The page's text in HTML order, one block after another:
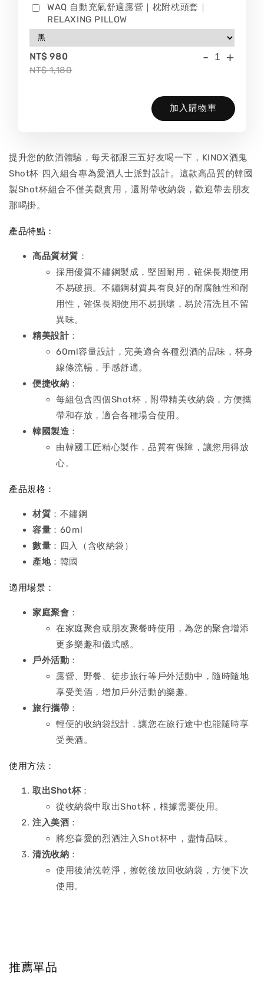
WAQ 自動充氣舒適露營｜枕附枕頭套｜
RELAXING PILLOW
NT$ 980
NT$ 1,180
- +
加入購物車
提升您的飲酒體驗，每天都跟三五好友喝一下，KINOX酒鬼
Shot杯 四入組合專為愛酒人士派對設計。這款高品質的韓國
製Shot杯組合不僅美觀實用，還附帶收納袋，歡迎帶去朋友
那喝掛。
產品特點：
高品質材質 ：
採用優質不鏽鋼製成，堅固耐用，確保長期使用
不易破損。不鏽鋼材質具有良好的耐腐蝕性和耐
用性，確保長期使用不易損壞，易於清洗且不留
異味。
精美設計：
60ml容量設計，完美適合各種烈酒的品味，杯身
線條流暢，手感舒適。
便捷收納 ：
每組包含四個Shot杯，附帶精美收納袋，方便攜
帶和存放，適合各種場合使用。
韓國製造 ：
由韓國工匠精心製作，品質有保障，讓您用得放
心。
產品規格：
材質 ：不鏽鋼
容量 ：60ml
數量 ：四入（含收納袋）
產地：韓國
適用場景：
家庭聚會 ：
在家庭聚會或朋友聚餐時使用，為您的聚會增添
更多樂趣和儀式感。
戶外活動 ：
露營、野餐、徒步旅行等戶外活動中，隨時隨地
享受美酒，增加戶外活動的樂趣。
旅行攜帶 ：
輕便的收納袋設計，讓您在旅行途中也能隨時享
受美酒。
使用方法：
取出Shot杯：
從收納袋中取出Shot杯，根據需要使用。
注入美酒 ：
將您喜愛的烈酒注入Shot杯中，盡情品味。
清洗收納 ：
使用後清洗乾淨，擦乾後放回收納袋，方便下次
使用。
推薦單品